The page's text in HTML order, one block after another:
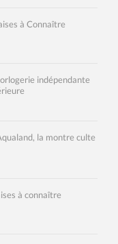
à Connaître
indépendante
la montre culte
à connaître